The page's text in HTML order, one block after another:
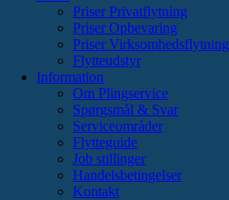
Priser Privatflytning
Priser Opbevaring
Priser Virksomhedsflytning
Flytteudstyr
Information
Om Plingservice
Spørgsmål & Svar
Serviceområder
Flytteguide
Job stillinger
Handelsbetingelser
Kontakt